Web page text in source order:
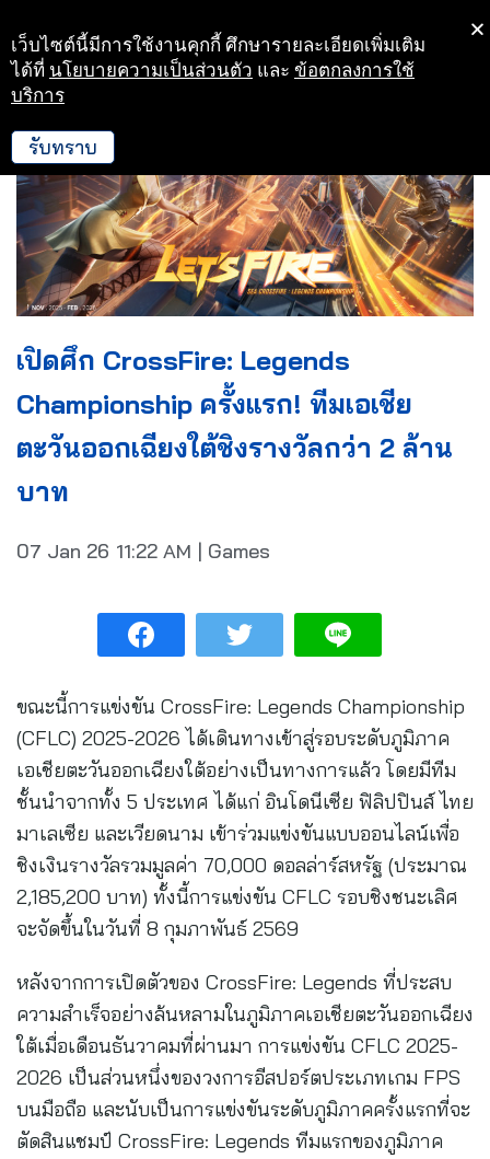
Skip
to
เปิดศึก CrossFire: Legends
Championship ครั้งแรก! ทีมเอเชีย
ตะวันออกเฉียงใต้ชิงรางวัลกว่า 2 ล้าน
บาท
07 Jan 26 11:22 AM | Games
ขณะนี้การแข่งขัน CrossFire: Legends Championship
(CFLC) 2025-2026 ได้เดินทางเข้าสู่รอบระดับภูมิภาค
เอเชียตะวันออกเฉียงใต้อย่างเป็นทางการแล้ว โดยมีทีม
ชั้นนำจากทั้ง 5 ประเทศ ได้แก่ อินโดนีเซีย ฟิลิปปินส์ ไทย
มาเลเซีย และเวียดนาม เข้าร่วมแข่งขันแบบออนไลน์เพื่อ
ชิงเงินรางวัลรวมมูลค่า 70,000 ดอลล่าร์สหรัฐ (ประมาณ
2,185,200 บาท) ทั้งนี้การแข่งขัน CFLC รอบชิงชนะเลิศ
จะจัดขึ้นในวันที่ 8 กุมภาพันธ์ 2569
หลังจากการเปิดตัวของ CrossFire: Legends ที่ประสบ
ความสำเร็จอย่างล้นหลามในภูมิภาคเอเชียตะวันออกเฉียง
ใต้เมื่อเดือนธันวาคมที่ผ่านมา การแข่งขัน CFLC 2025-
2026 เป็นส่วนหนึ่งของวงการอีสปอร์ตประเภทเกม FPS
บนมือถือ และนับเป็นการแข่งขันระดับภูมิภาคครั้งแรกที่จะ
ตัดสินแชมป์ CrossFire: Legends ทีมแรกของภูมิภาค
เว็บไซต์นี้มีการใช้งานคุกกี้ ศึกษารายละเอียดเพิ่มเติม
ได้ที่ นโยบายความเป็นส่วนตัว และ ข้อตกลงการใช้
บริการ
รับทราบ